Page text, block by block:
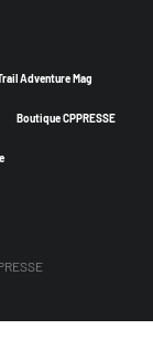
Adventure Mag
Boutique CPPRESSE